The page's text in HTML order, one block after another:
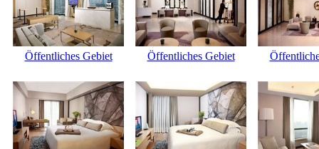
Öffentliches Gebiet Öffentliches Gebiet